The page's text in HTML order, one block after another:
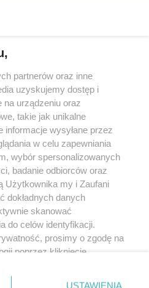
nie może być powielany i
w jakikolwiek sposób (w
na jakimkolwiek polu
z umieszczaniem w Internecie
Jakiekolwiek użycie lub
w części z naruszeniem prawa, tzn.
pod groźbą kary i może być ścigane
nas
partnerów oraz inne
uzyskujemy dostęp i
na urządzeniu oraz
takie jak unikalne
informacje wysyłane przez
w celu zapewniania
wybór spersonalizowanych
badanie odbiorców oraz
Użytkownika my i Zaufani
dokładnych danych
skanować
do celów identyfikacji.
prosimy o zgodę na
poprzez kliknięcie
ustawień prywatności
USTAWIENIA